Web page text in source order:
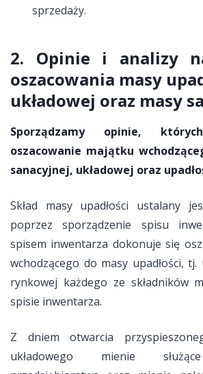
sprzedaży.
2. Opinie i analizy
oszacowania masy
układowej oraz masy
Sporządzamy opinie,
oszacowanie majątku
sanacyjnej, układowej oraz
Skład masy upadłości ustalany
poprzez sporządzenie spisu
spisem inwentarza dokonuje się
wchodzącego do masy upadłości,
rynkowej każdego ze składników
spisie inwentarza.
Z dniem otwarcia
układowego mienie